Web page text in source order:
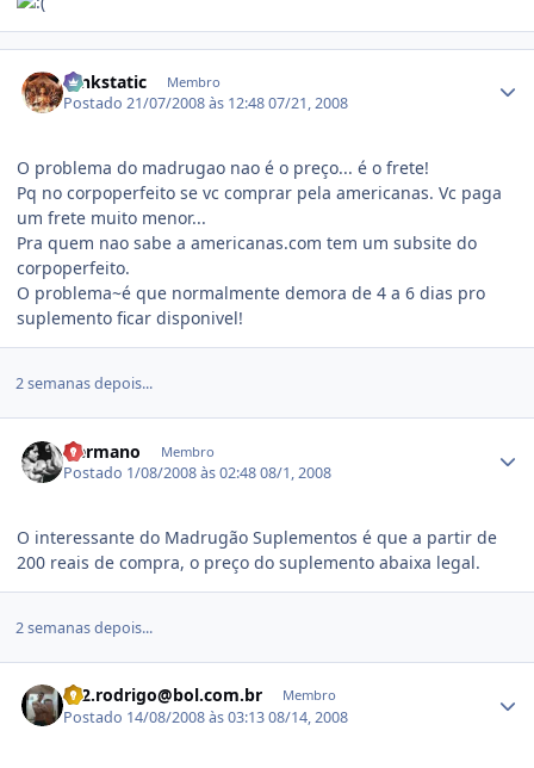
funkstatic Membro
Postado21/07/2008 às 12:4807/21, 2008
O problema do madrugao nao é o preço... é o frete!
Pq no corpoperfeito se vc comprar pela americanas. Vc paga
um frete muito menor...
Pra quem nao sabe a americanas.com tem um subsite do
corpoperfeito.
O problema~é que normalmente demora de 4 a 6 dias pro
suplemento ficar disponivel!
2 semanas depois...
Hermano Membro
Postado 1/08/2008 às 02:4808/1, 2008
O interessante do Madrugão Suplementos é que a partir de
200 reais de compra, o preço do suplemento abaixa legal.
2 semanas depois...
rd2.rodrigo@bol.com.br Membro
Postado 14/08/2008 às 03:1308/14, 2008